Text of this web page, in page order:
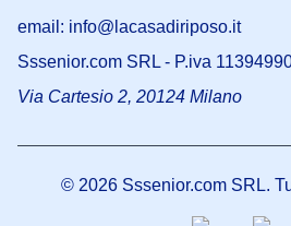
21 maggio 2025
affrontare il caldo con gusto e
sicurezz...
per garantire sicurezza e
email: info@lacasadiriposo.it
Sssenior.com SRL - P.iva
Via Cartesio 2, 20124 Milano
© 2026 Sssenior.com SRL.